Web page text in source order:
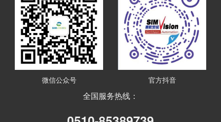
微信公众号 官方抖音
全国服务热线：